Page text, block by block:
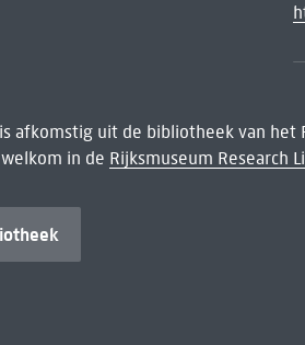
afkomstig uit de bibliotheek van
in de Rijksmuseum Research